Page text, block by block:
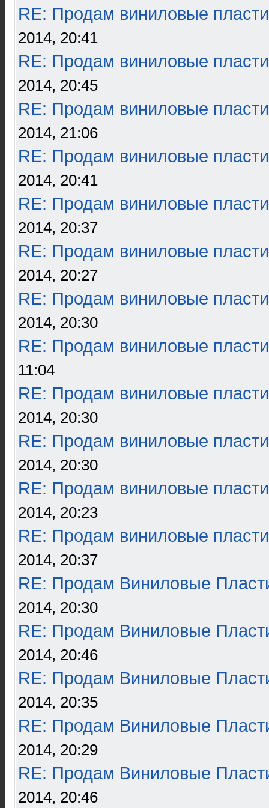
RE: Продам виниловые
2014, 20:41
RE: Продам виниловые
2014, 20:45
RE: Продам виниловые
2014, 21:06
RE: Продам виниловые
2014, 20:41
RE: Продам виниловые
2014, 20:37
RE: Продам виниловые
2014, 20:27
RE: Продам виниловые
2014, 20:30
RE: Продам виниловые
11:04
RE: Продам виниловые
2014, 20:30
RE: Продам виниловые
2014, 20:30
RE: Продам виниловые
2014, 20:23
RE: Продам виниловые
2014, 20:37
RE: Продам Виниловые
2014, 20:30
RE: Продам Виниловые
2014, 20:46
RE: Продам Виниловые
2014, 20:35
RE: Продам Виниловые
2014, 20:29
RE: Продам Виниловые
2014, 20:46